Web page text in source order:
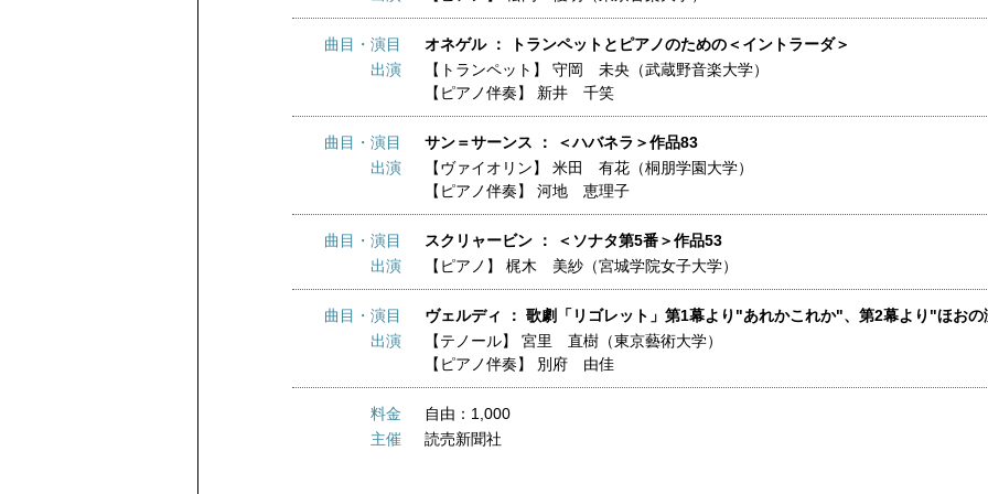
曲目・演目
オネゲル ： トランペットとピアノのための＜イントラーダ＞
出演
【トランペット】 守岡 未央（武蔵野音楽大学）
【ピアノ伴奏】 新井 千笑
曲目・演目
サン＝サーンス ： ＜ハバネラ＞作品83
出演
【ヴァイオリン】 米田 有花（桐朋学園大学）
【ピアノ伴奏】 河地 恵理子
曲目・演目
スクリャービン ： ＜ソナタ第5番＞作品53
出演
【ピアノ】 梶木 美紗（宮城学院女子大学）
曲目・演目
ヴェルディ ： 歌劇「リゴレット」第1幕より"あれかこれか"、第2幕より"ほお
出演
【テノール】 宮里 直樹（東京藝術大学）
【ピアノ伴奏】 別府 由佳
料金
自由：1,000
主催
読売新聞社